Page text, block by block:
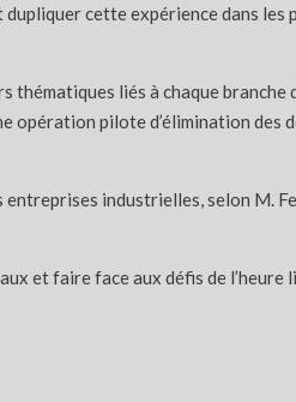
cette expérience dans les
thématiques liés à chaque branche
opération pilote d’élimination des
industrielles, selon M.
et faire face aux défis de l’heure